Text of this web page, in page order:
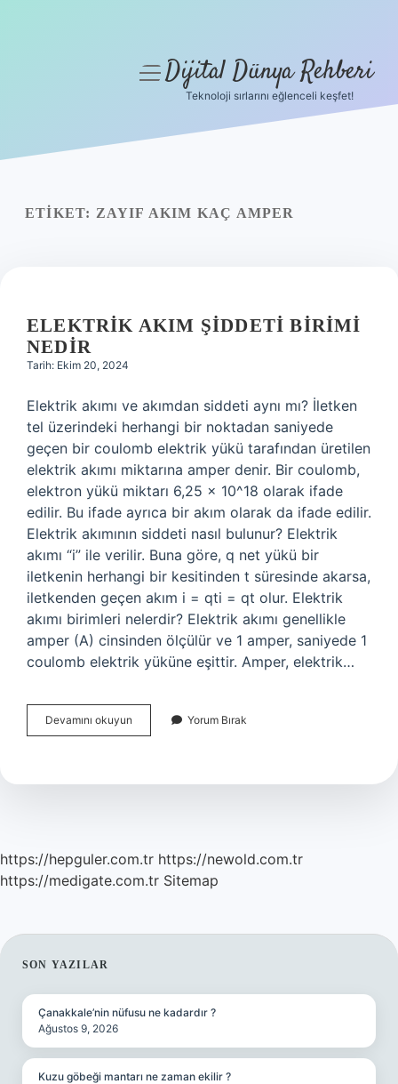
Yasal Uyarı
menüyüDijital Dünya Rehberi
Teknoloji sırlarını eğlenceli keşfet!
ETIKET: ZAYIF AKIM KAÇ AMPER
ELEKTRIK AKIM ŞIDDETI BIRIMI
NEDIR
Tarih: Ekim 20, 2024
Elektrik akımı ve akımdan siddeti aynı mı? İletken
tel üzerindeki herhangi bir noktadan saniyede
geçen bir coulomb elektrik yükü tarafından üretilen
elektrik akımı miktarına amper denir. Bir coulomb,
elektron yükü miktarı 6,25 x 10^18 olarak ifade
edilir. Bu ifade ayrıca bir akım olarak da ifade edilir.
Elektrik akımının siddeti nasıl bulunur? Elektrik
akımı “i” ile verilir. Buna göre, q net yükü bir
iletkenin herhangi bir kesitinden t süresinde akarsa,
iletkenden geçen akım i = qti = qt olur. Elektrik
akımı birimleri nelerdir? Elektrik akımı genellikle
amper (A) cinsinden ölçülür ve 1 amper, saniyede 1
coulomb elektrik yüküne eşittir. Amper, elektrik…
Devamını okuyun
Akım
Nedir
Yorum Bırak
https://hepguler.com.tr https://newold.com.tr
https://medigate.com.tr Sitemap
SIDEBAR
SON YAZILAR
Çanakkale’nin nüfusu ne kadardır ?
Ağustos 9, 2026
Kuzu göbeği mantarı ne zaman ekilir ?